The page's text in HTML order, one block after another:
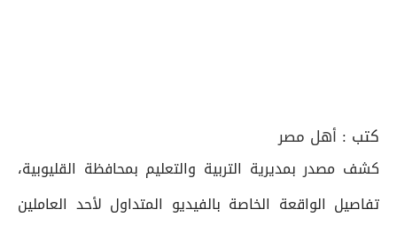
كتب : أهل مصر
كشف مصدر بمديرية التربية والتعليم بمحافظة القليوبية،
تفاصيل الواقعة الخاصة بالفيديو المتداول لأحد العاملين